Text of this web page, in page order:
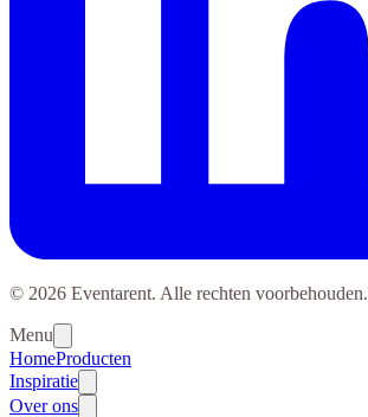
© 2026 Eventarent. Alle rechten voorbehouden.
Menu
HomeProducten
Inspiratie
Over ons